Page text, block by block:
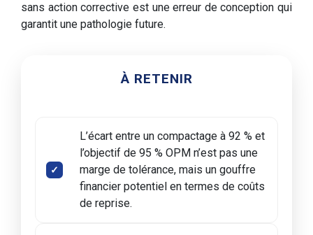
sans action corrective est une erreur de conception qui
garantit une pathologie future.
À RETENIR
L’écart entre un compactage à 92 % et
l’objectif de 95 % OPM n’est pas une
marge de tolérance, mais un gouffre
financier potentiel en termes de coûts
de reprise.